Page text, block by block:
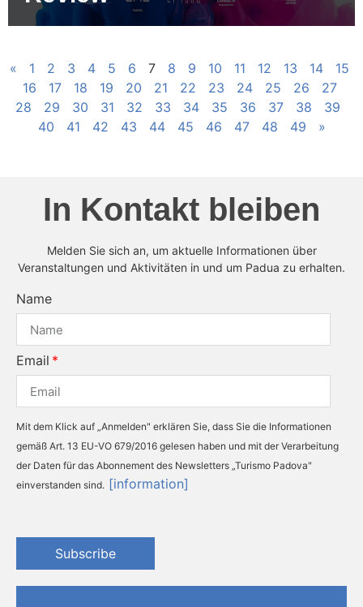
« 1 2 3 4 5 6 7 8 9 10 11 12 13 14
15
16
17 18 19 20 21 22 23 24 25 26
27
28
29 30 31 32 33 34 35 36 37 38
39
40
41 42 43 44 45 46 47 48 49 »
In Kontakt bleiben
Melden Sie sich an, um aktuelle Informationen über
Veranstaltungen und Aktivitäten in und um Padua zu erhalten.
Name
Email
Mit dem Klick auf „Anmelden" erklären Sie, dass Sie die Informationen
gemäß Art. 13 EU-VO 679/2016 gelesen haben und mit der Verarbeitung
der Daten für das Abonnement des Newsletters „Turismo Padova"
einverstanden sind. [information]
Subscribe